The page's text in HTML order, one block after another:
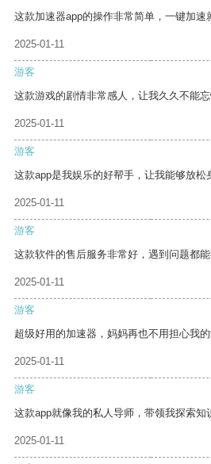
这款加速器app的操作非常简单，一键加速
2025-01-11
游客
这款游戏的剧情非常感人，让我久久不能忘
2025-01-11
游客
这款app是我娱乐的好帮手，让我能够放松
2025-01-11
游客
这款软件的售后服务非常好，遇到问题都能
2025-01-11
游客
超级好用的加速器，妈妈再也不用担心我的
2025-01-11
游客
这款app就像我的私人导师，带领我探索知
2025-01-11